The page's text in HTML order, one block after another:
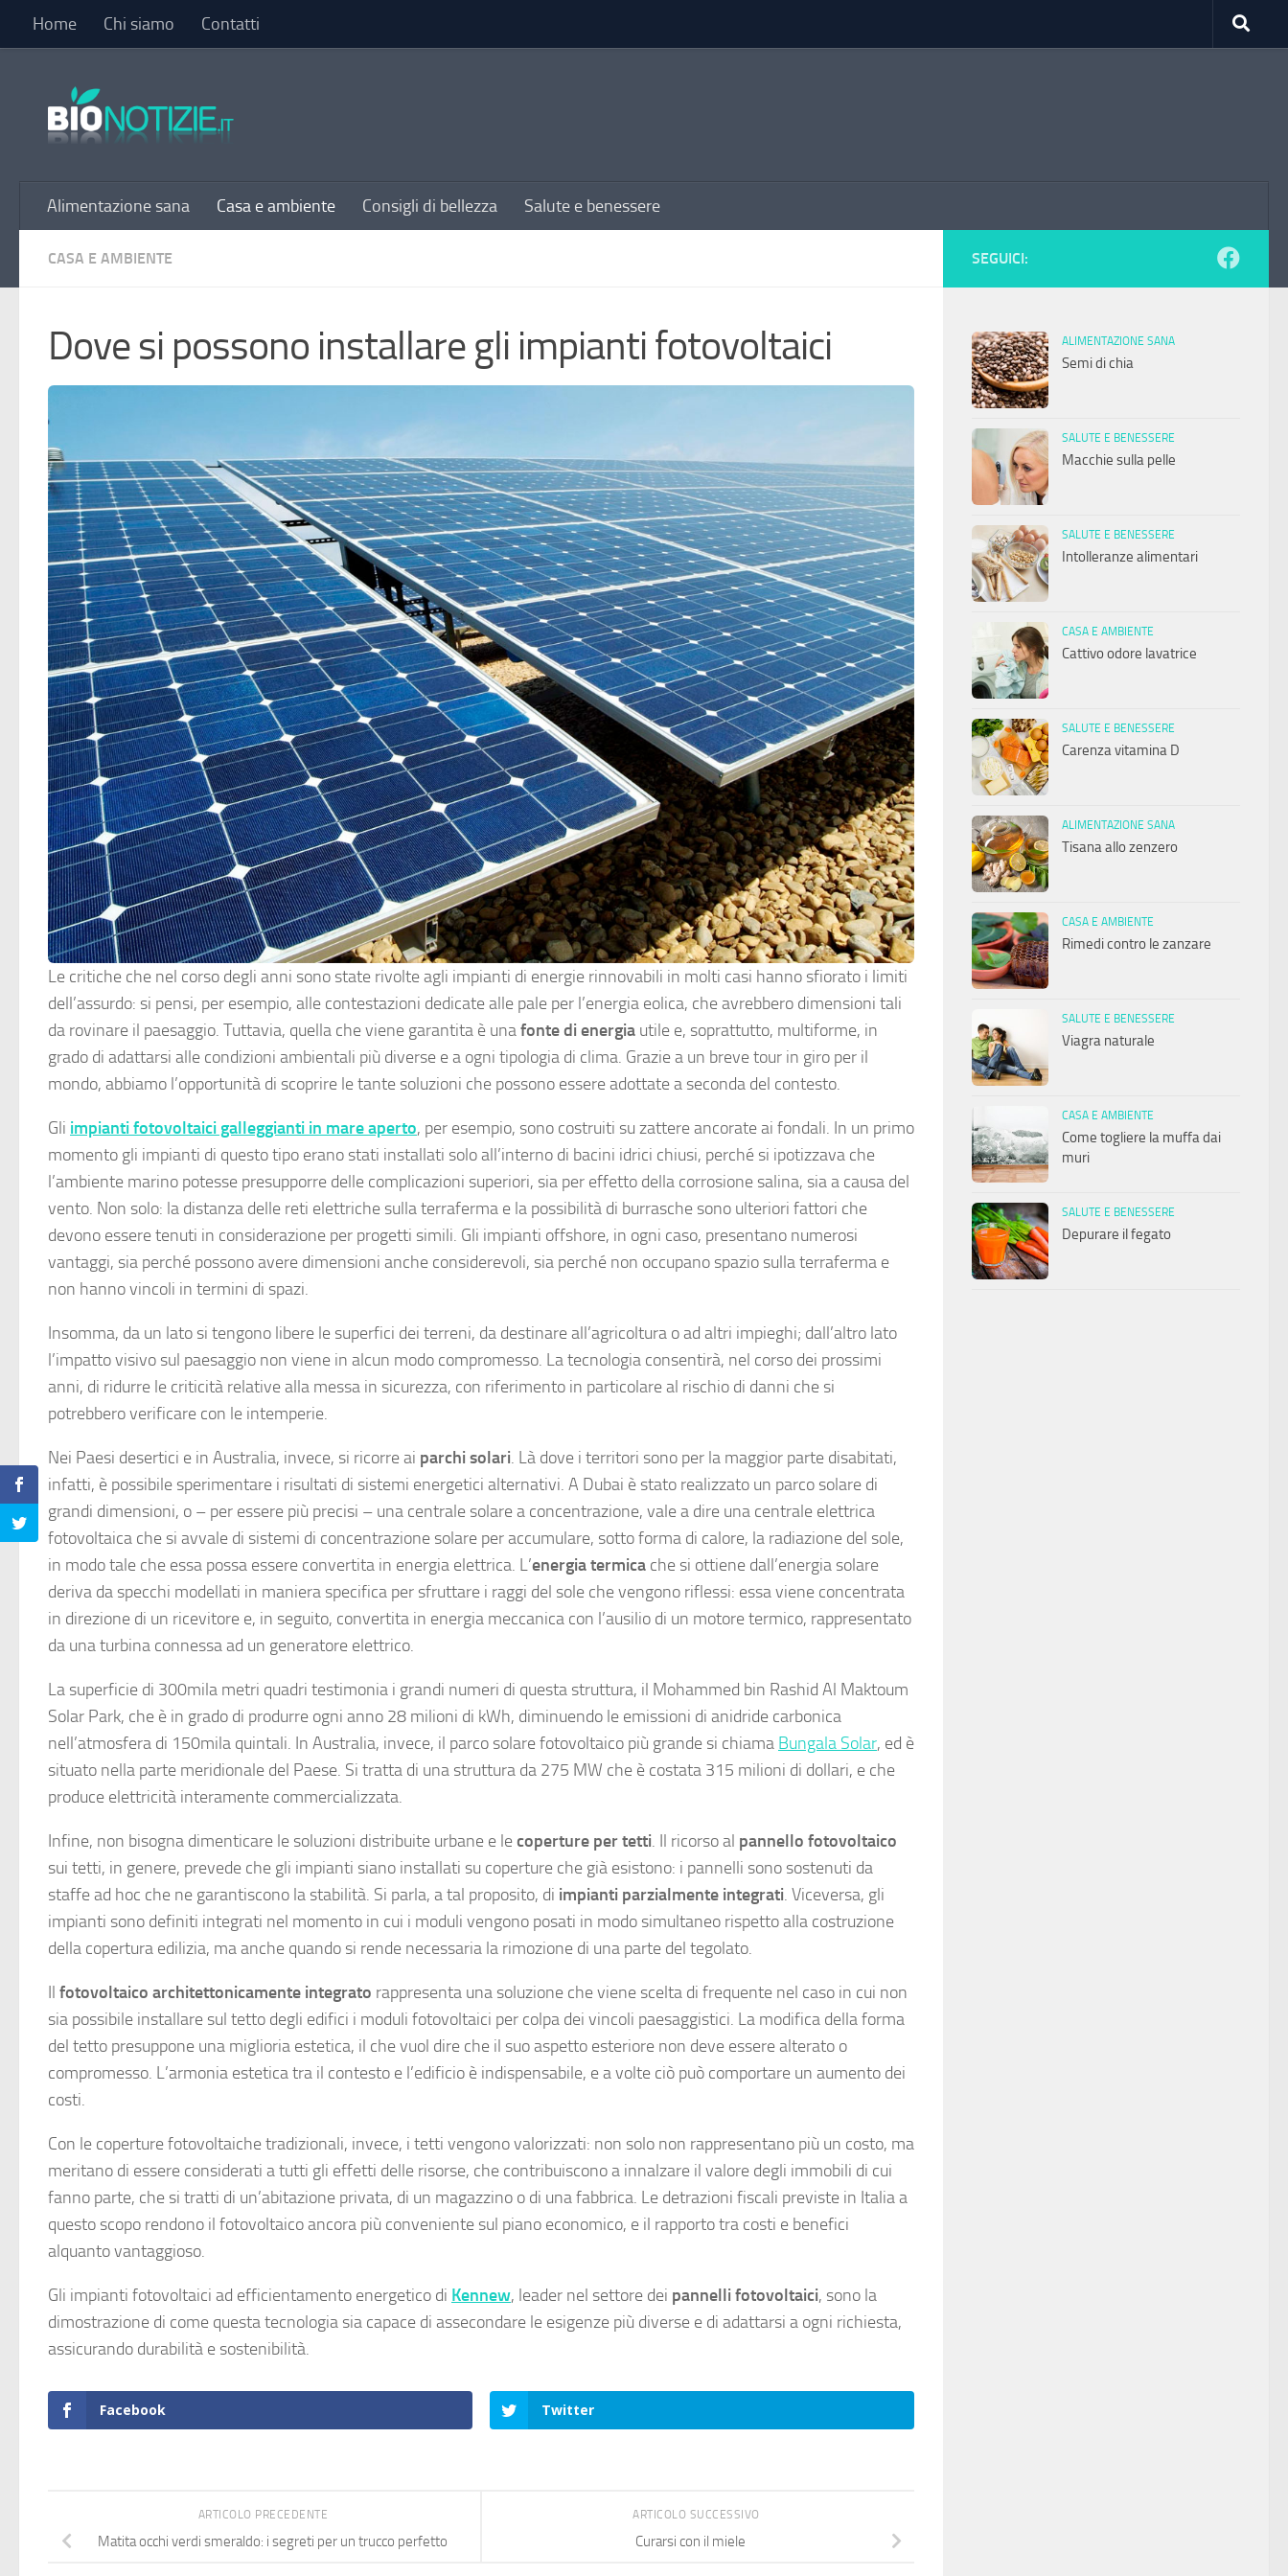
Sotto il contenuto
Home Chi siamo Contatti
Alimentazione sana Casa e ambiente Consigli di bellezza Salute e benessere
CASA E AMBIENTE
Dove si possono installare gli impianti fotovoltaici
Le critiche che nel corso degli anni sono state rivolte agli impianti di energie rinnovabili in molti casi hanno sfiorato i limiti
dell’assurdo: si pensi, per esempio, alle contestazioni dedicate alle pale per l’energia eolica, che avrebbero dimensioni tali
da rovinare il paesaggio. Tuttavia, quella che viene garantita è unafonte di energia utile e, soprattutto, multiforme, in
grado di adattarsi alle condizioni ambientali più diverse e a ogni tipologia di clima. Grazie a un breve tour in giro per il
mondo, abbiamo l’opportunità di scoprire le tante soluzioni che possono essere adottate a seconda del contesto.
Gli impianti fotovoltaici galleggianti in mare aperto, per esempio, sono costruiti su zattere ancorate ai fondali. In un primo
momento gli impianti di questo tipo erano stati installati solo all’interno di bacini idrici chiusi, perché si ipotizzava che
l’ambiente marino potesse presupporre delle complicazioni superiori, sia per effetto della corrosione salina, sia a causa del
vento. Non solo: la distanza delle reti elettriche sulla terraferma e la possibilità di burrasche sono ulteriori fattori che
devono essere tenuti in considerazione per progetti simili. Gli impianti offshore, in ogni caso, presentano numerosi
vantaggi, sia perché possono avere dimensioni anche considerevoli, sia perché non occupano spazio sulla terraferma e
non hanno vincoli in termini di spazi.
Insomma, da un lato si tengono libere le superfici dei terreni, da destinare all’agricoltura o ad altri impieghi; dall’altro lato
l’impatto visivo sul paesaggio non viene in alcun modo compromesso. La tecnologia consentirà, nel corso dei prossimi
anni, di ridurre le criticità relative alla messa in sicurezza, con riferimento in particolare al rischio di danni che si
potrebbero verificare con le intemperie.
Nei Paesi desertici e in Australia, invece, si ricorre ai parchi solari. Là dove i territori sono per la maggior parte disabitati,
infatti, è possibile sperimentare i risultati di sistemi energetici alternativi. A Dubai è stato realizzato un parco solare di
grandi dimensioni, o – per essere più precisi – una centrale solare a concentrazione, vale a dire una centrale elettrica
fotovoltaica che si avvale di sistemi di concentrazione solare per accumulare, sotto forma di calore, la radiazione del sole,
in modo tale che essa possa essere convertita in energia elettrica. L’energia termica che si ottiene dall’energia solare
deriva da specchi modellati in maniera specifica per sfruttare i raggi del sole che vengono riflessi: essa viene concentrata
in direzione di un ricevitore e, in seguito, convertita in energia meccanica con l’ausilio di un motore termico, rappresentato
da una turbina connessa ad un generatore elettrico.
La superficie di 300mila metri quadri testimonia i grandi numeri di questa struttura, il Mohammed bin Rashid Al Maktoum
Solar Park, che è in grado di produrre ogni anno 28 milioni di kWh, diminuendo le emissioni di anidride carbonica
nell’atmosfera di 150mila quintali. In Australia, invece, il parco solare fotovoltaico più grande si chiama Bungala Solar, ed è
situato nella parte meridionale del Paese. Si tratta di una struttura da 275 MW che è costata 315 milioni di dollari, e che
produce elettricità interamente commercializzata.
Infine, non bisogna dimenticare le soluzioni distribuite urbane e lecoperture per tetti. Il ricorso al pannello fotovoltaico
sui tetti, in genere, prevede che gli impianti siano installati su coperture che già esistono: i pannelli sono sostenuti da
staffe ad hoc che ne garantiscono la stabilità. Si parla, a tal proposito, di impianti parzialmente integrati. Viceversa, gli
impianti sono definiti integrati nel momento in cui i moduli vengono posati in modo simultaneo rispetto alla costruzione
della copertura edilizia, ma anche quando si rende necessaria la rimozione di una parte del tegolato.
Il fotovoltaico architettonicamente integrato rappresenta una soluzione che viene scelta di frequente nel caso in cui non
sia possibile installare sul tetto degli edifici i moduli fotovoltaici per colpa dei vincoli paesaggistici. La modifica della forma
del tetto presuppone una miglioria estetica, il che vuol dire che il suo aspetto esteriore non deve essere alterato o
compromesso. L’armonia estetica tra il contesto e l’edificio è indispensabile, e a volte ciò può comportare un aumento dei
costi.
Con le coperture fotovoltaiche tradizionali, invece, i tetti vengono valorizzati: non solo non rappresentano più un costo, ma
meritano di essere considerati a tutti gli effetti delle risorse, che contribuiscono a innalzare il valore degli immobili di cui
fanno parte, che si tratti di un’abitazione privata, di un magazzino o di una fabbrica. Le detrazioni fiscali previste in Italia a
questo scopo rendono il fotovoltaico ancora più conveniente sul piano economico, e il rapporto tra costi e benefici
alquanto vantaggioso.
Gli impianti fotovoltaici ad efficientamento energetico di Kennew, leader nel settore dei pannelli fotovoltaici, sono la
dimostrazione di come questa tecnologia sia capace di assecondare le esigenze più diverse e di adattarsi a ogni richiesta,
assicurando durabilità e sostenibilità.
Facebook Twitter
ARTICOLO SUCCESSIVO
Curarsi con il miele
ARTICOLO PRECEDENTE
Matita occhi verdi smeraldo: i segreti per un trucco perfetto
SEGUICI:
ALIMENTAZIONE SANA
Semi di chia
SALUTE E BENESSERE
Macchie sulla pelle
SALUTE E BENESSERE
Intolleranze alimentari
CASA E AMBIENTE
Cattivo odore lavatrice
SALUTE E BENESSERE
Carenza vitamina D
ALIMENTAZIONE SANA
Tisana allo zenzero
CASA E AMBIENTE
Rimedi contro le zanzare
SALUTE E BENESSERE
Viagra naturale
CASA E AMBIENTE
Come togliere la muffa dai
muri
SALUTE E BENESSERE
Depurare il fegato